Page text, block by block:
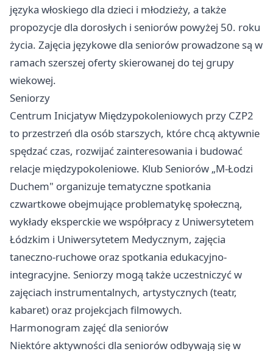
języka włoskiego dla dzieci i młodzieży, a także
propozycje dla dorosłych i seniorów powyżej 50. roku
życia. Zajęcia językowe dla seniorów prowadzone są w
ramach szerszej oferty skierowanej do tej grupy
wiekowej.
Seniorzy
Centrum Inicjatyw Międzypokoleniowych przy CZP2
to przestrzeń dla osób starszych, które chcą aktywnie
spędzać czas, rozwijać zainteresowania i budować
relacje międzypokoleniowe. Klub Seniorów „M-Łodzi
Duchem" organizuje tematyczne spotkania
czwartkowe obejmujące problematykę społeczną,
wykłady eksperckie we współpracy z Uniwersytetem
Łódzkim i Uniwersytetem Medycznym, zajęcia
taneczno-ruchowe oraz spotkania edukacyjno-
integracyjne. Seniorzy mogą także uczestniczyć w
zajęciach instrumentalnych, artystycznych (teatr,
kabaret) oraz projekcjach filmowych.
Harmonogram zajęć dla seniorów
Niektóre aktywności dla seniorów odbywają się w